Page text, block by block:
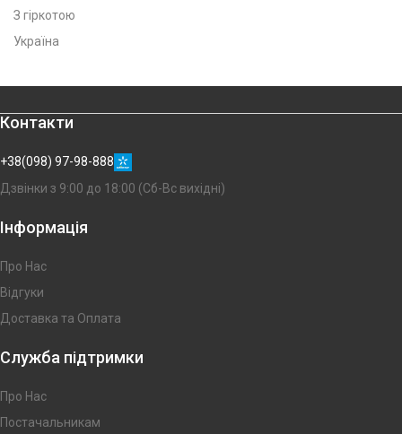
З гіркотою
Україна
Контакти
+38(098) 97-98-888
Дзвінки з 9:00 до 18:00 (Сб-Вс вихідні)
Інформація
Про Нас
Відгуки
Доставка та Оплата
Служба підтримки
Про Нас
Постачальникам